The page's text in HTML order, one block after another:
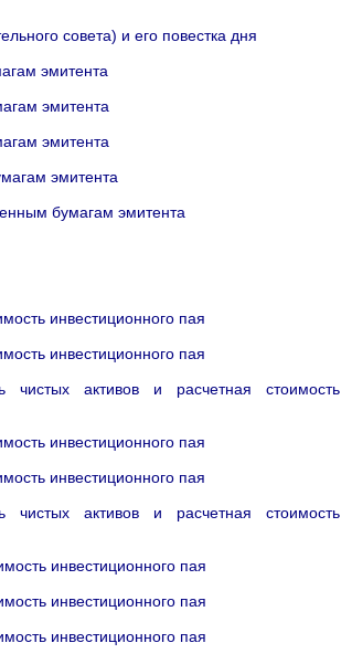
совета) и его повестка дня
эмитента
эмитента
эмитента
эмитента
бумагам эмитента
инвестиционного пая
инвестиционного пая
активов и расчетная стоимость
инвестиционного пая
инвестиционного пая
активов и расчетная стоимость
инвестиционного пая
инвестиционного пая
инвестиционного пая